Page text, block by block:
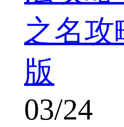
之名攻
版
03/24